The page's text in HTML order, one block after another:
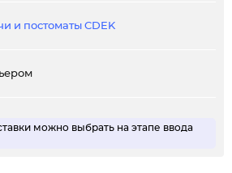
и постоматы CDEK
можно выбрать на этапе ввода